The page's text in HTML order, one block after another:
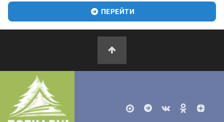
ПЕРЕЙТИ